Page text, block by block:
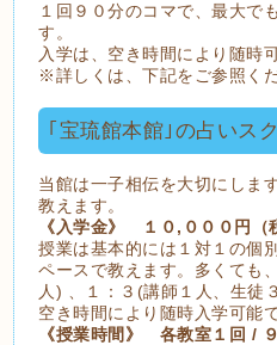
１回９０分のコマで、最大で
す。
入学は、空き時間により随時
※詳しくは、下記をご参照くだ
｢宝琉館本館｣の占いス
当館は一子相伝を大切にしま
教えます。
《入学金》 １０,０００円（
授業は基本的には１対１の個
ペースで教えます。多くても
人) 、１：３(講師１人、生徒
空き時間により随時入学可能で
《授業時間》 各教室１回 /